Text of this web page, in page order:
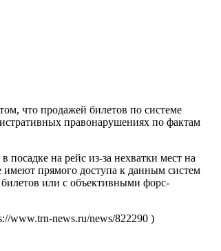
что продажей билетов по системе
правонарушениях по фактам
на рейс из-за нехватки мест на
имеют прямого доступа к данным систем
билетов или с объективными форс-
www.trn-news.ru/news/822290 )